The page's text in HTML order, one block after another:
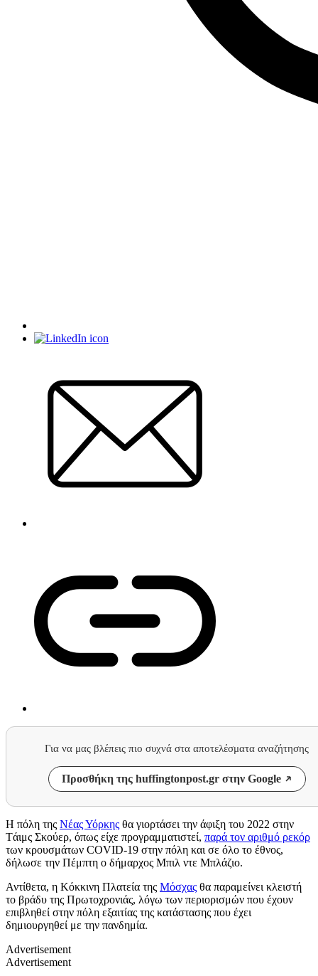
Για να μας βλέπεις πιο συχνά στα αποτελέσματα αναζήτησης
Προσθήκη της huffingtonpost.gr στην Google
Η πόλη της Νέας Υόρκης θα γιορτάσει την άφιξη του 2022 στην
Tάιμς Σκούερ, όπως είχε προγραμματιστεί, παρά τον αριθμό ρεκόρ
των κρουσμάτων COVID-19 στην πόλη και σε όλο το έθνος,
δήλωσε την Πέμπτη ο δήμαρχος Μπιλ ντε Μπλάζιο.
Αντίθετα, η Κόκκινη Πλατεία της Μόσχας θα παραμείνει κλειστή
το βράδυ της Πρωτοχρονιάς, λόγω των περιορισμών που έχουν
επιβληθεί στην πόλη εξαιτίας της κατάστασης που έχει
δημιουργηθεί με την πανδημία.
Advertisement
Advertisement